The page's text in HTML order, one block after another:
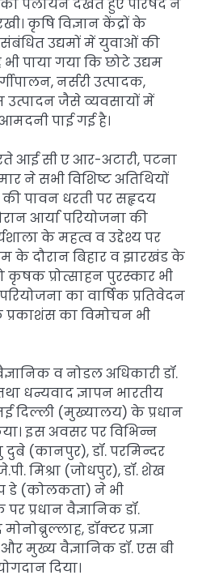
का पलायन देखते हुए परिषद ने
कृषि विज्ञान केंद्रों के
उद्यमों में युवाओं की
पाया गया कि छोटे उद्यम
नर्सरी उत्पादक,
जैसे व्यवसायों में
पाई गई है।
आई सी ए आर-अटारी, पटना
ने सभी विशिष्ट अतिथियों
की पावन धरती पर सहृदय
आर्या परियोजना की
के महत्व व उद्देश्य पर
के दौरान बिहार व झारखंड के
कृषक प्रोत्साहन पुरस्कार भी
का वार्षिक प्रतिवेदन
प्रकाशंस का विमोचन भी
व नोडल अधिकारी डॉ.
धन्यवाद ज्ञापन भारतीय
दिल्ली (मुख्यालय) के प्रधान
इस अवसर पर विभिन्न
(कानपुर), डॉ. परमिन्दर
मिश्रा (जोधपुर), डॉ. शेख
डे (कोलकता) ने भी
प्रधान वैज्ञानिक डॉ.
डॉक्टर प्रज्ञा
और मुख्य वैज्ञानिक डॉ. एस बी
दिया।